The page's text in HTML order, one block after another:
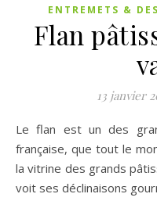
ENTREMETS &
Flan
13 janvier
Le flan est un des grands classiques de la pâtisserie
française, que tout le
la vitrine des grands
voit ses déclinaisons